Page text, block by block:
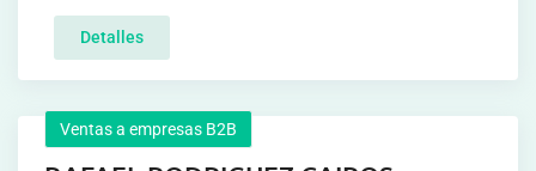
Detalles
Ventas a empresas B2B